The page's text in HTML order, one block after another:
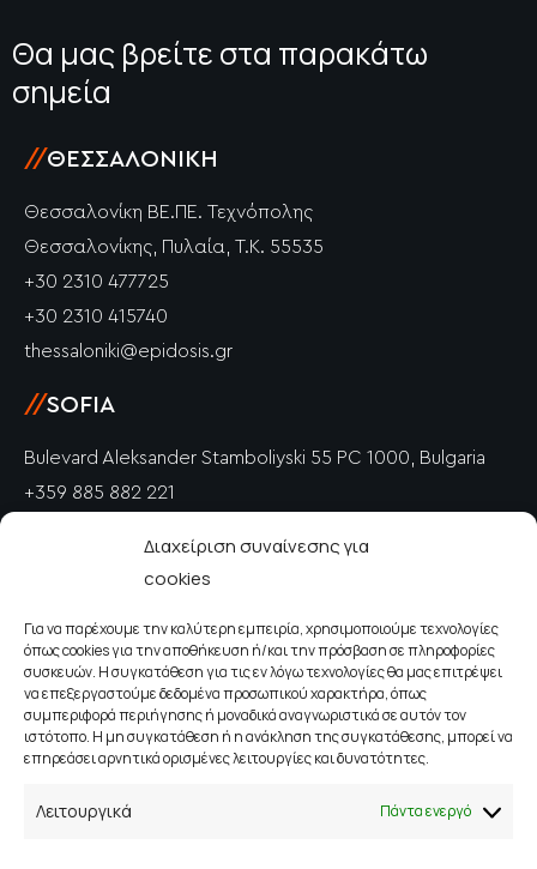
Διαχείριση συναίνεσης για
cookies
Για να παρέχουμε την καλύτερη εμπειρία, χρησιμοποιούμε τεχνολογίες
όπως cookies για την αποθήκευση ή/και την πρόσβαση σε πληροφορίες
συσκευών. Η συγκατάθεση για τις εν λόγω τεχνολογίες θα μας επιτρέψει
να επεξεργαστούμε δεδομένα προσωπικού χαρακτήρα, όπως
συμπεριφορά περιήγησης ή μοναδικά αναγνωριστικά σε αυτόν τον
ιστότοπο. Η μη συγκατάθεση ή η ανάκληση της συγκατάθεσης, μπορεί να
επηρεάσει αρνητικά ορισμένες λειτουργίες και δυνατότητες.
Λειτουργικά Πάντα ενεργό
Θα μας βρείτε στα παρακάτω
σημεία
//ΘΕΣΣΑΛΟΝΊΚΗ
Θεσσαλονίκη ΒΕ.ΠΕ. Τεχνόπολης
Θεσσαλονίκης, Πυλαία, Τ.Κ. 55535
+30 2310 477725
+30 2310 415740
thessaloniki@epidosis.gr
//SOFIA
Bulevard Aleksander Stamboliyski 55 PC 1000, Bulgaria
+359 885 882 221
PETRICH
Polkovnik Drangov PC 2850, Bulgaria
+359 885 882 221
info@epidosis.gr
//ΛΕΥΚΩΣΊΑ